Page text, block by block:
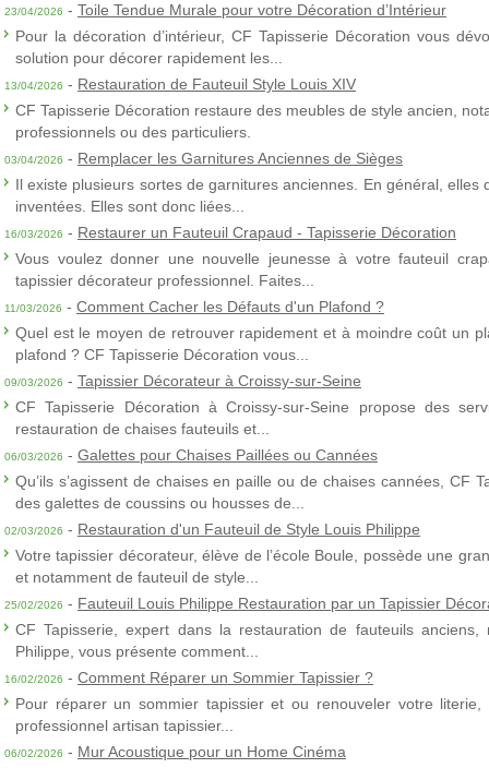
23/04/2026 - Toile Tendue Murale pour votre Décoration d’Intérieur
Pour la décoration d’intérieur, CF Tapisserie Décoration vous
solution pour décorer rapidement les...
13/04/2026 - Restauration de Fauteuil Style Louis XIV
CF Tapisserie Décoration restaure des meubles de style ancien,
professionnels ou des particuliers.
03/04/2026 - Remplacer les Garnitures Anciennes de Sièges
Il existe plusieurs sortes de garnitures anciennes. En général, elles
inventées. Elles sont donc liées...
16/03/2026 - Restaurer un Fauteuil Crapaud - Tapisserie Décoration
Vous voulez donner une nouvelle jeunesse à votre fauteuil
tapissier décorateur professionnel. Faites...
11/03/2026 - Comment Cacher les Défauts d'un Plafond ?
Quel est le moyen de retrouver rapidement et à moindre coût un
plafond ? CF Tapisserie Décoration vous...
09/03/2026 - Tapissier Décorateur à Croissy-sur-Seine
CF Tapisserie Décoration à Croissy-sur-Seine propose des
restauration de chaises fauteuils et...
06/03/2026 - Galettes pour Chaises Paillées ou Cannées
Qu’ils s’agissent de chaises en paille ou de chaises cannées, CF
des galettes de coussins ou housses de...
02/03/2026 - Restauration d'un Fauteuil de Style Louis Philippe
Votre tapissier décorateur, élève de l’école Boule, possède une
et notamment de fauteuil de style...
25/02/2026 - Fauteuil Louis Philippe Restauration par un Tapissier
CF Tapisserie, expert dans la restauration de fauteuils
Philippe, vous présente comment...
16/02/2026 - Comment Réparer un Sommier Tapissier ?
Pour réparer un sommier tapissier et ou renouveler votre
professionnel artisan tapissier...
06/02/2026 - Mur Acoustique pour un Home Cinéma